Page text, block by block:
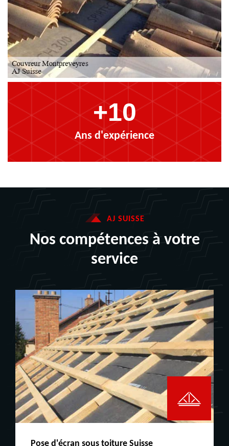
+10
Ans d'expérience
AJ SUISSE
Nos compétences à votre
service
Peinture boiserie LE